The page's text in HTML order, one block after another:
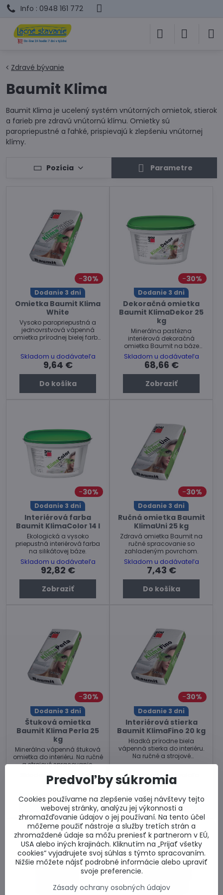
Info : 0948 161 772
Zdravé bývanie
Baumit Klima
Baumit Klima je ucelený systém vnútorných omietok, stierok
a farieb pre zdravú vnútornú klímu. Omietky sú
paropriepustné a ľahké, prispievajú k zlepšeniu vnútornej
klímy.
Pozícia Parametre
30%
Dodanie 3 dni
Omietka Baumit Klima
White
Vysoko paropriepustná a
jednovrstvová vápenná
omietka prírodnej bielej farby.
Skladom u dodávateľa
9,64 €
Do košíka
30%
Dodanie 3 dni
Dekoračná omietka
Baumit KlimaDekor 25
kg
Minerálna pastézna
interiérová dekoračná
omietka Baumit na báze
vápna. Vysoko
paropriepustná.
Skladom u dodávateľa
68,66 €
Zobraziť
30%
Dodanie 3 dni
Interiérová farba
Baumit KlimaColor 14 l
Ekologická a vysoko
priepustná interiérová farba
na silikátovej báze.
Skladom u dodávateľa
92,82 €
Zobraziť
30%
Dodanie 3 dni
Ručná omietka Baumit
KlimaUni 25 kg
Zdravá omietka Baumit na
ručné spracovanie so
zahladeným povrchom.
Skladom u dodávateľa
7,43 €
Do košíka
30%
Dodanie 3 dni
Štuková omietka
Baumit Klima Perla 25
kg
Minerálna vápenná štuková
omietka do interiéru. Na ručné
a strojové spracovanie.
Skladom u dodávateľa
13,35 €
Do košíka
30%
Dodanie 3 dni
Interiérová stierka
Baumit KlimaFino 20 kg
Hladká prírodne biela
vápenná stierka do interiéru.
Na ručné a strojové
spracovanie.
Skladom u dodávateľa
12,05 €
Do košíka
Predvoľby súkromia
Cookies používame na zlepšenie vašej návštevy tejto
webovej stránky, analýzu jej výkonnosti a
zhromažďovanie údajov o jej používaní. Na tento účel
môžeme použiť nástroje a služby tretích strán a
zhromaždené údaje sa môžu preniesť k partnerom v EÚ,
USA alebo iných krajinách. Kliknutím na „Prijať všetky
cookies“ vyjadrujete svoj súhlas s týmto spracovaním.
Nižšie môžete nájsť podrobné informácie alebo upraviť
svoje preferencie.
Zásady ochrany osobných údajov